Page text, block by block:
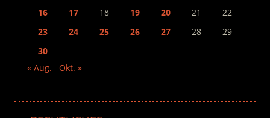
16
17 18 19 20 21
22
23
24 25 26 27 28
29
30
« Aug.
Okt. »